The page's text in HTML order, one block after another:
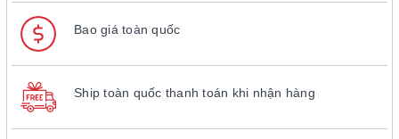
Bao giá toàn quốc
Ship toàn quốc thanh toán khi nhận hàng